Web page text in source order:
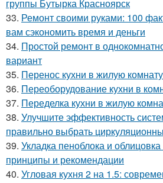
группы Бутырка Красноярск
33. Ремонт своими руками: 100
вам сэкономить время и деньги
34. Простой ремонт в
вариант
35. Перенос кухни в жилую
36. Переоборудование кухни в
37. Переделка кухни в жилую
38. Улучшите эффективность
правильно выбрать
39. Укладка пеноблока и
принципы и рекомендации
40. Угловая кухня 2 на 1.5: